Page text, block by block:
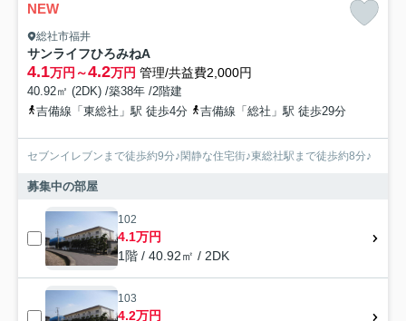
NEW
総社市福井
サンライフひろみねA
4.1万円～4.2万円 管理/共益費2,000円
40.92㎡ (2DK) /築38年 /2階建
吉備線「東総社」駅 徒歩4分
吉備線「総社」駅 徒歩29分
セブンイレブンまで徒歩約9分♪閑静な住宅街♪東総社駅まで徒歩約8分♪
募集中の部屋
102
4.1万円
1階 / 40.92㎡ / 2DK
103
4.2万円